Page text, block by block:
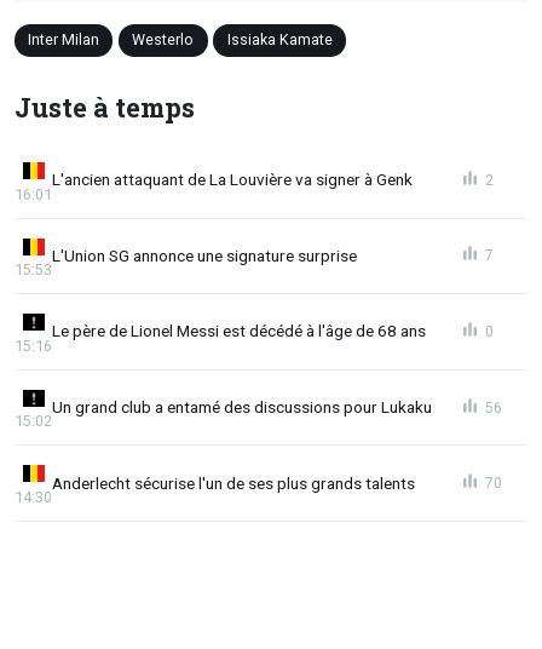
Inter Milan Westerlo Issiaka Kamate
Juste à temps
L'ancien attaquant de La Louvière va signer à Genk
16:01
2
L'Union SG annonce une signature surprise
15:53
7
Le père de Lionel Messi est décédé à l'âge de 68 ans
15:16
0
Un grand club a entamé des discussions pour Lukaku
15:02
56
Anderlecht sécurise l'un de ses plus grands talents
14:30
70